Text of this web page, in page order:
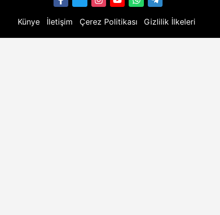
Künye İletişim Çerez Politikası Gizlilik İlkeleri